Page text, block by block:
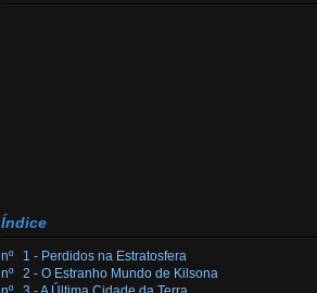
Índice
nº 1 - Perdidos na Estratosfera
nº 2 - O Estranho Mundo de Kilsona